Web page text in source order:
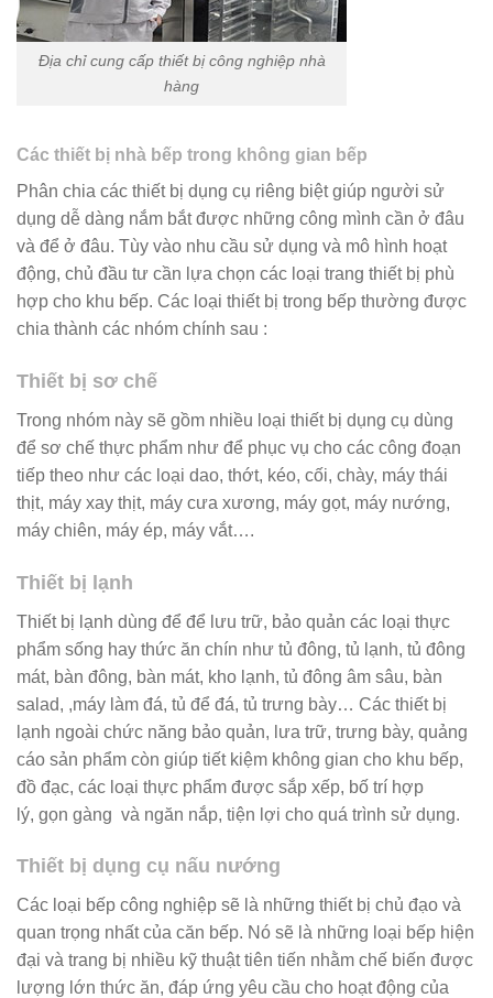
Địa chỉ cung cấp thiết bị công nghiệp nhà
hàng
Các thiết bị nhà bếp trong không gian bếp
Phân chia các thiết bị dụng cụ riêng biệt giúp người sử
dụng dễ dàng nắm bắt được những công mình cần ở đâu
và để ở đâu. Tùy vào nhu cầu sử dụng và mô hình hoạt
động, chủ đầu tư cần lựa chọn các loại trang thiết bị phù
hợp cho khu bếp. Các loại thiết bị trong bếp thường được
chia thành các nhóm chính sau :
Thiết bị sơ chế
Trong nhóm này sẽ gồm nhiều loại thiết bị dụng cụ dùng
để sơ chế thực phẩm như để phục vụ cho các công đoạn
tiếp theo như các loại dao, thớt, kéo, cối, chày, máy thái
thịt, máy xay thịt, máy cưa xương, máy gọt, máy nướng,
máy chiên, máy ép, máy vắt….
Thiết bị lạnh
Thiết bị lạnh dùng để để lưu trữ, bảo quản các loại thực
phẩm sống hay thức ăn chín như tủ đông, tủ lạnh, tủ đông
mát, bàn đông, bàn mát, kho lạnh, tủ đông âm sâu, bàn
salad, ,máy làm đá, tủ để đá, tủ trưng bày… Các thiết bị
lạnh ngoài chức năng bảo quản, lưa trữ, trưng bày, quảng
cáo sản phẩm còn giúp tiết kiệm không gian cho khu bếp,
đồ đạc, các loại thực phẩm được sắp xếp, bố trí hợp
lý, gọn gàng và ngăn nắp, tiện lợi cho quá trình sử dụng.
Thiết bị dụng cụ nấu nướng
Các loại bếp công nghiệp sẽ là những thiết bị chủ đạo và
quan trọng nhất của căn bếp. Nó sẽ là những loại bếp hiện
đại và trang bị nhiều kỹ thuật tiên tiến nhằm chế biến được
lượng lớn thức ăn, đáp ứng yêu cầu cho hoạt động của